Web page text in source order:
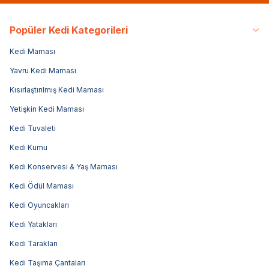
Popüler Kedi Kategorileri
Kedi Maması
Yavru Kedi Maması
Kısırlaştırılmış Kedi Maması
Yetişkin Kedi Maması
Kedi Tuvaleti
Kedi Kumu
Kedi Konservesi & Yaş Maması
Kedi Ödül Maması
Kedi Oyuncakları
Kedi Yatakları
Kedi Tarakları
Kedi Taşıma Çantaları